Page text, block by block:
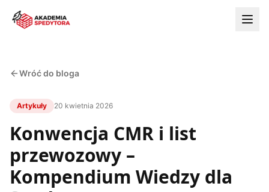
Wróć do bloga
Artykuły 20 kwietnia 2026
Konwencja CMR i list
przewozowy –
Kompendium Wiedzy dla